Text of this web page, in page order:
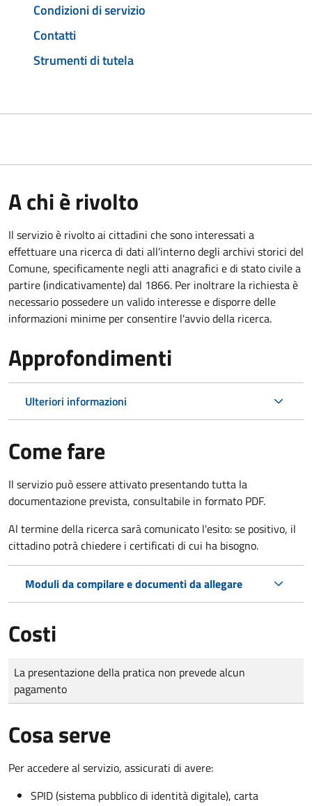
Condizioni di servizio
Contatti
Strumenti di tutela
A chi è rivolto
Il servizio è rivolto ai cittadini che sono interessati a
effettuare una ricerca di dati all'interno degli archivi storici del
Comune, specificamente negli atti anagrafici e di stato civile a
partire (indicativamente) dal 1866. Per inoltrare la richiesta è
necessario possedere un valido interesse e disporre delle
informazioni minime per consentire l'avvio della ricerca.
Approfondimenti
Ulteriori informazioni
Come fare
Il servizio può essere attivato presentando tutta la
documentazione prevista, consultabile in formato PDF.
Al termine della ricerca sarà comunicato l'esito: se positivo, il
cittadino potrà chiedere i certificati di cui ha bisogno.
Moduli da compilare e documenti da allegare
Costi
Tipo di pagamento
Importo
La presentazione della pratica non prevede alcun
pagamento
Cosa serve
Per accedere al servizio, assicurati di avere:
SPID (sistema pubblico di identità digitale), carta